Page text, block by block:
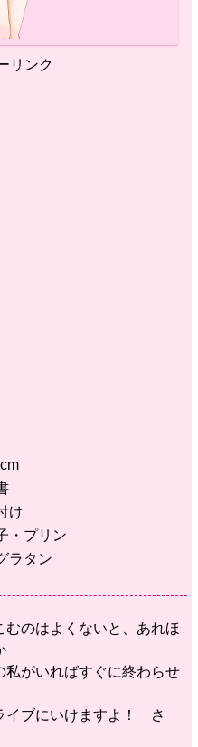
リンク
け
・プリン
ラタン
むのはよくないと、あれほ
がいればすぐに終わらせ
イブにいけますよ！ さ